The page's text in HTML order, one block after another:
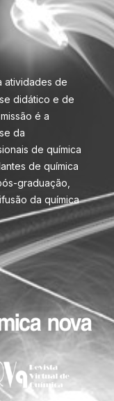
atividades de
didático e de
é a
da
de química
de química
graduação,
da química